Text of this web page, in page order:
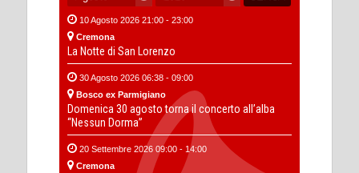
10 Agosto 2026 21:00 - 23:00
Cremona
La Notte di San Lorenzo
30 Agosto 2026 06:38 - 09:00
Bosco ex Parmigiano
Domenica 30 agosto torna il concerto all’alba
“Nessun Dorma”
20 Settembre 2026 09:00 - 14:00
Cremona